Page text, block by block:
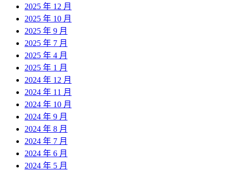
2025 年 12 月
2025 年 10 月
2025 年 9 月
2025 年 7 月
2025 年 4 月
2025 年 1 月
2024 年 12 月
2024 年 11 月
2024 年 10 月
2024 年 9 月
2024 年 8 月
2024 年 7 月
2024 年 6 月
2024 年 5 月